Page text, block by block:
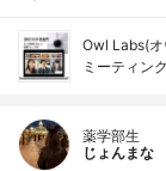
Owl Labs(オ
ミーティン
薬学部生
じょんまな